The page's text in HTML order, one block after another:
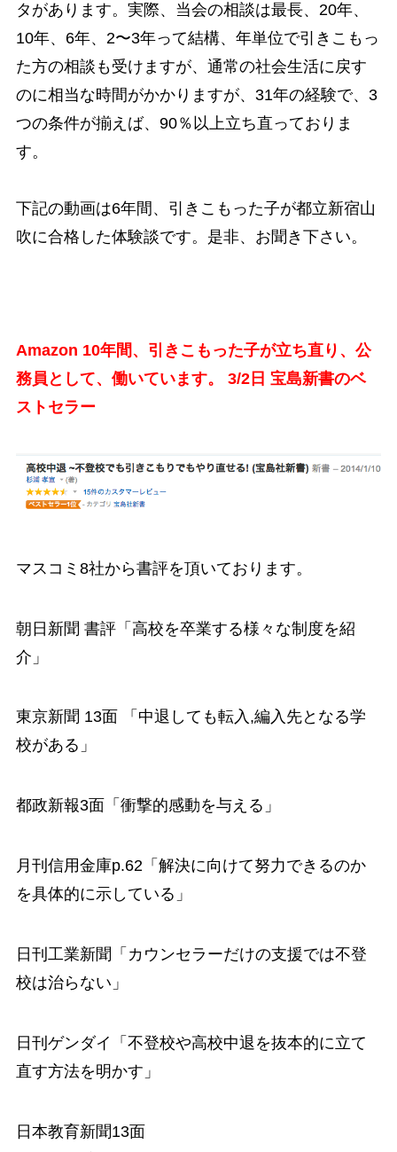
タがあります。実際、当会の相談は最長、20年、
10年、6年、2〜3年って結構、年単位で引きこもっ
た方の相談も受けますが、通常の社会生活に戻す
のに相当な時間がかかりますが、31年の経験で、3
つの条件が揃えば、90％以上立ち直っておりま
す。
下記の動画は6年間、引きこもった子が都立新宿山
吹に合格した体験談です。是非、お聞き下さい。
Amazon 10年間、引きこもった子が立ち直り、公
務員として、働いています。 3/2日 宝島新書のベ
ストセラー
マスコミ8社から書評を頂いております。
朝日新聞 書評「高校を卒業する様々な制度を紹
介」
東京新聞 13面 「中退しても転入,編入先となる学
校がある」
都政新報3面「衝撃的感動を与える」
月刊信用金庫p.62「解決に向けて努力できるのか
を具体的に示している」
日刊工業新聞「カウンセラーだけの支援では不登
校は治らない」
日刊ゲンダイ「不登校や高校中退を抜本的に立て
直す方法を明かす」
日本教育新聞13面